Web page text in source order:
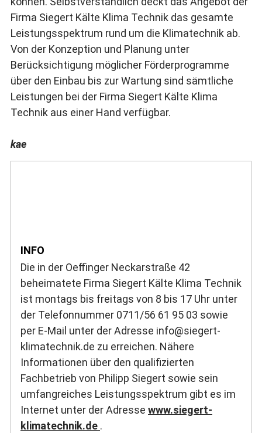
Firma Siegert Kälte Klima Technik das gesamte
Leistungsspektrum rund um die Klimatechnik ab.
Von der Konzeption und Planung unter
Berücksichtigung möglicher Förderprogramme
über den Einbau bis zur Wartung sind sämtliche
Leistungen bei der Firma Siegert Kälte Klima
Technik aus einer Hand verfügbar.
kae
INFO
Die in der Oeffinger Neckarstraße 42
beheimatete Firma Siegert Kälte Klima Technik
ist montags bis freitags von 8 bis 17 Uhr unter
der Telefonnummer 0711/56 61 95 03 sowie
per E-Mail unter der Adresse info@siegert-
klimatechnik.de zu erreichen. Nähere
Informationen über den qualifizierten
Fachbetrieb von Philipp Siegert sowie sein
umfangreiches Leistungsspektrum gibt es im
Internet unter der Adresse www.siegert-
klimatechnik.de .